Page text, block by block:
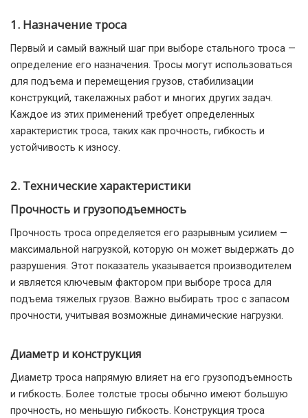
1. Назначение троса
Первый и самый важный шаг при выборе стального троса —
определение его назначения. Тросы могут использоваться
для подъема и перемещения грузов, стабилизации
конструкций, такелажных работ и многих других задач.
Каждое из этих применений требует определенных
характеристик троса, таких как прочность, гибкость и
устойчивость к износу.
2. Технические характеристики
Прочность и грузоподъемность
Прочность троса определяется его разрывным усилием —
максимальной нагрузкой, которую он может выдержать до
разрушения. Этот показатель указывается производителем
и является ключевым фактором при выборе троса для
подъема тяжелых грузов. Важно выбирать трос с запасом
прочности, учитывая возможные динамические нагрузки.
Диаметр и конструкция
Диаметр троса напрямую влияет на его грузоподъемность
и гибкость. Более толстые тросы обычно имеют большую
прочность, но меньшую гибкость. Конструкция троса